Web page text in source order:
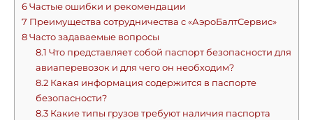
6Частые ошибки и рекомендации
7 Преимущества сотрудничества с «АэроБалтСервис»
8Часто задаваемые вопросы
8.1 Что представляет собой паспорт безопасности для
авиаперевозок и для чего он необходим?
8.2Какая информация содержится в паспорте
безопасности?
8.3Какие типы грузов требуют наличия паспорта